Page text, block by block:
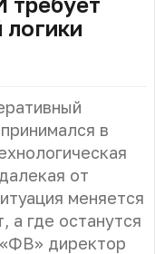
логики
в
от
меняется
а где останутся
директор